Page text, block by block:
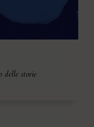
delle storie